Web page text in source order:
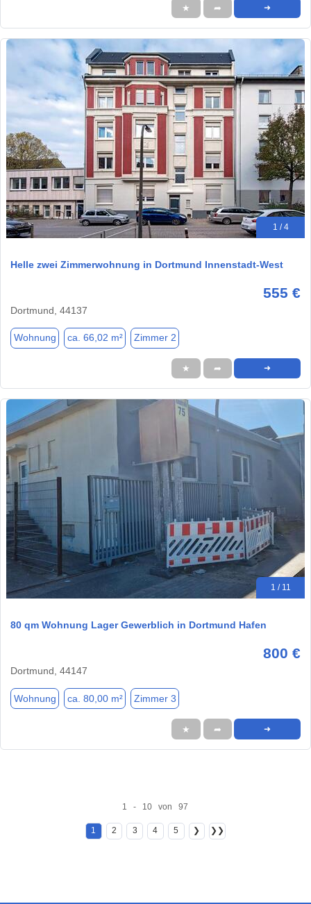
★ ➦ ➜
1 / 4
Helle zwei Zimmerwohnung in Dortmund Innenstadt-West
555 €
Dortmund, 44137
Wohnung ca. 66,02 m² Zimmer 2
★ ➦ ➜
1 / 11
80 qm Wohnung Lager Gewerblich in Dortmund Hafen
800 €
Dortmund, 44147
Wohnung ca. 80,00 m² Zimmer 3
★ ➦ ➜
1 - 10 von 97
1 2 3 4 5 ❯ ❯❯